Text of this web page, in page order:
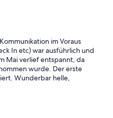
im Voraus
In etc) war ausführlich und
Mai verlief entspannt, da
wurde. Der erste
Wunderbar helle,
der Bereiche. Die Küche
Als große Familie (5
jeder mehr als